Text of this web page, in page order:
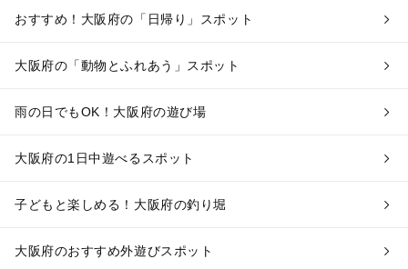
おすすめ！大阪府の「日帰り」スポット
大阪府の「動物とふれあう」スポット
雨の日でもOK！大阪府の遊び場
大阪府の1日中遊べるスポット
子どもと楽しめる！大阪府の釣り堀
大阪府のおすすめ外遊びスポット